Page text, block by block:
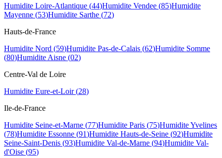
Humidite Loire-Atlantique (44)Humidite Vendee (85)Humidite
Mayenne (53)Humidite Sarthe (72)
Hauts-de-France
Humidite Nord (59)Humidite Pas-de-Calais (62)Humidite Somme
(80)Humidite Aisne (02)
Centre-Val de Loire
Humidite Eure-et-Loir(28)
Ile-de-France
Humidite Seine-et-Marne (77)Humidite Paris (75)HumiditeYvelines
(78)Humidite Essonne (91)Humidite Hauts-de-Seine (92)Humidite
Seine-Saint-Denis (93)Humidite Val-de-Marne (94)Humidite Val-
d'Oise (95)